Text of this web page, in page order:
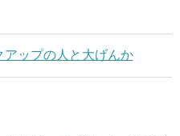
ップの人と大げんか